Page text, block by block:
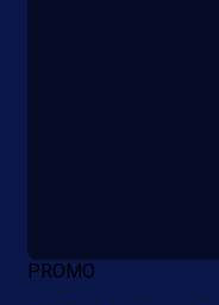
PROMO